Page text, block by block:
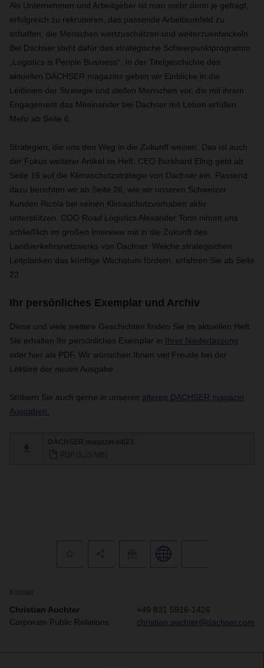
Als Unternehmen und Arbeitgeber ist man mehr denn je gefragt,
erfolgreich zu rekrutieren, das passende Arbeitsumfeld zu
schaffen, die Menschen wertzuschätzen und weiterzuentwickeln.
Bei Dachser steht dafür das strategische Schwerpunktprogramm
„Logistics is People Business“. In der Titelgeschichte des
aktuellen DACHSER magazins geben wir Einblicke in die
Leitlinien der Strategie und stellen Menschen vor, die mit ihrem
Engagement das Miteinander bei Dachser mit Leben erfüllen.
Mehr ab Seite 6.
Strategien, die uns den Weg in die Zukunft weisen. Das ist auch
der Fokus weiterer Artikel im Heft. CEO Burkhard Eling geht ab
Seite 16 auf die Klimaschutzstrategie von Dachser ein. Passend
dazu berichten wir ab Seite 26, wie wir unseren Schweizer
Kunden Ricola bei seinen Klimaschutzvorhaben aktiv
unterstützen. COO Road Logistics Alexander Tonn nimmt uns
schließlich im großen Interview mit in die Zukunft des
Landverkehrsnetzwerks von Dachser. Welche strategischen
Leitplanken das künftige Wachstum fördern, erfahren Sie ab Seite
22.
Ihr persönliches Exemplar und Archiv
Diese und viele weitere Geschichten finden Sie im aktuellen Heft.
Sie erhalten Ihr persönliches Exemplar in Ihrer Niederlassung
oder hier als PDF. Wir wünschen Ihnen viel Freude bei der
Lektüre der neuen Ausgabe.
Stöbern Sie auch gerne in unseren älteren DACHSER magazin
Ausgaben.
Kontakt
Christian Auchter
Corporate Public Relations
+49 831 5916-1426
christian.auchter@dachser.com